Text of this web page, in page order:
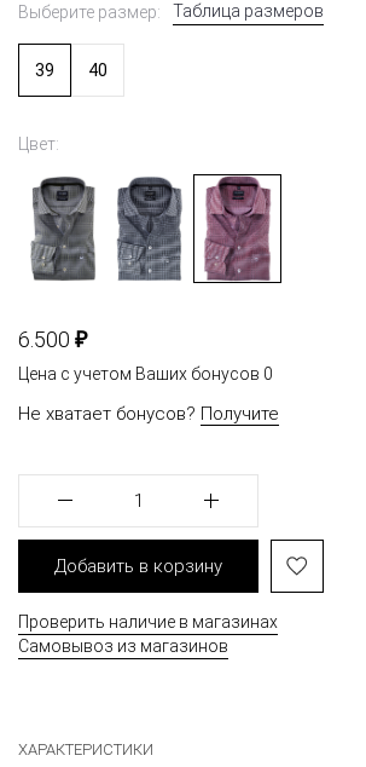
Выберите размер: Таблица размеров
39 40
Цвет:
6.500 ₽
Цена с учетом Ваших бонусов 0
Не хватает бонусов? Получите
1
Добавить в корзину
Проверить наличие в магазинах
Самовывоз из магазинов
ХАРАКТЕРИСТИКИ